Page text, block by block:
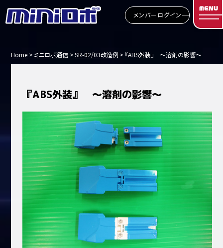
メンバーログイン
MENU
Home ミニロボ通信 SR-02/03改造例 『ABS外装』 ～溶剤の影響～
『ABS外装』 ～溶剤の影響～